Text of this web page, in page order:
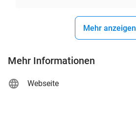
Mehr anzeigen
Mehr Informationen
Webseite